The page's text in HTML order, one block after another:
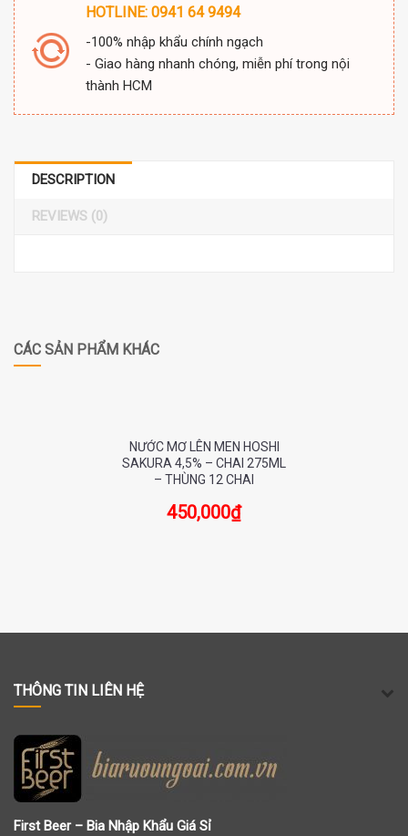
HOTLINE: 0941 64 9494
-100% nhập khẩu chính ngạch
- Giao hàng nhanh chóng, miễn phí trong nội
thành HCM
DESCRIPTION
REVIEWS (0)
CÁC SẢN PHẨM KHÁC
NƯỚC MƠ LÊN MEN HOSHI
SAKURA 4,5% – CHAI 275ML
– THÙNG 12 CHAI
450,000₫
THÔNG TIN LIÊN HỆ
First Beer – Bia Nhập Khẩu Giá Sỉ